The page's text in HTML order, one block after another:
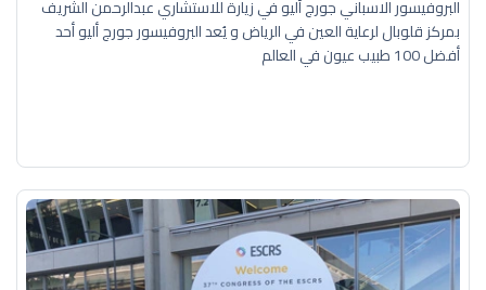
البروفيسور الاسباني جورج أليو في زيارة للاستشاري عبدالرحمن الشريف
بمركز قلوبال لرعاية العين في الرياض و يُعد البروفيسور جورج أليو أحد
أفضل 100 طبيب عيون في العالم